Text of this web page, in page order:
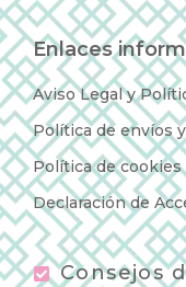
Enlaces
Aviso Legal y
Política de envíos
Política de cookies
Declaración de
Consejos